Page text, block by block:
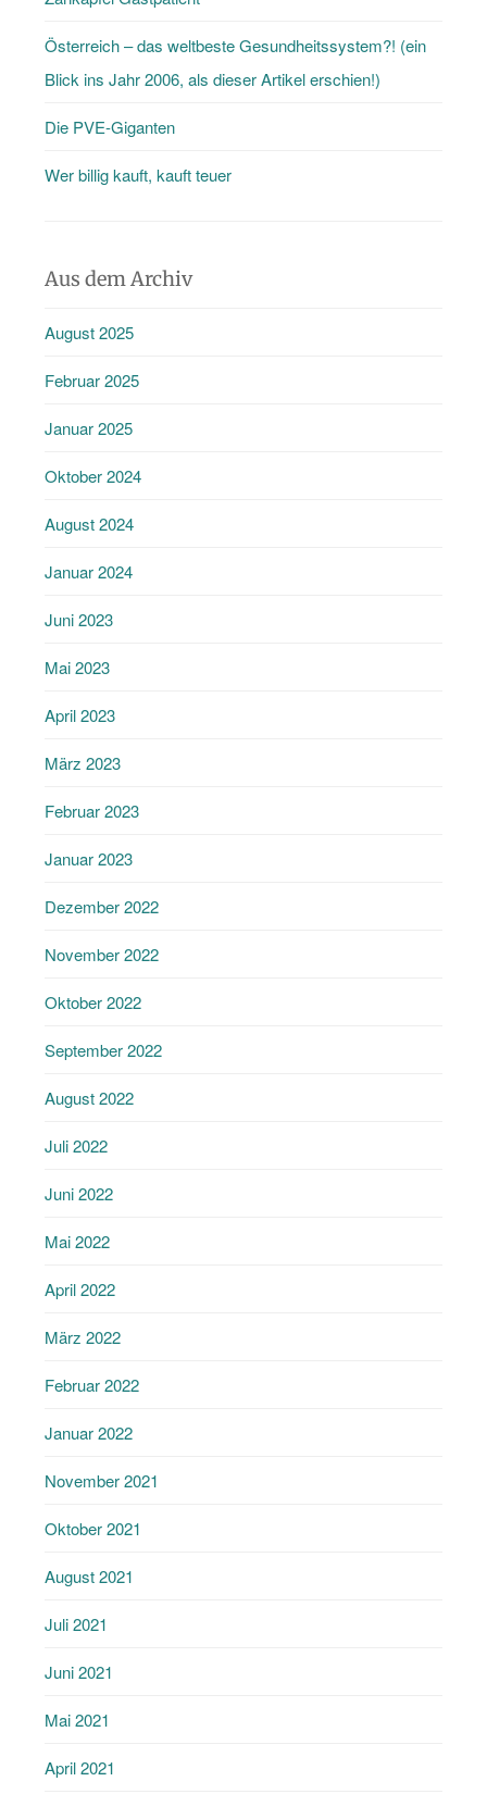
Österreich – das weltbeste Gesundheitssystem?! (ein
Blick ins Jahr 2006, als dieser Artikel erschien!)
Die PVE-Giganten
Wer billig kauft, kauft teuer
Aus dem Archiv
August 2025
Februar 2025
Januar 2025
Oktober 2024
August 2024
Januar 2024
Juni 2023
Mai 2023
April 2023
März 2023
Februar 2023
Januar 2023
Dezember 2022
November 2022
Oktober 2022
September 2022
August 2022
Juli 2022
Juni 2022
Mai 2022
April 2022
März 2022
Februar 2022
Januar 2022
November 2021
Oktober 2021
August 2021
Juli 2021
Juni 2021
Mai 2021
April 2021